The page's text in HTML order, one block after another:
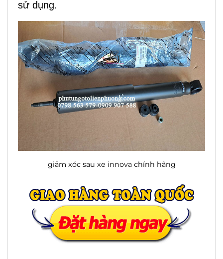
sử dụng.
giảm xóc sau xe innova chính hãng